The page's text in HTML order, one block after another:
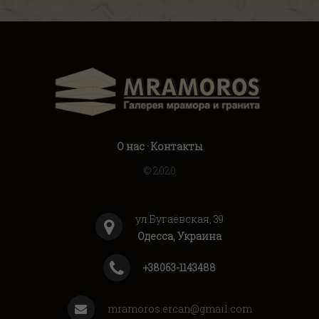
О нас ·Контакты
© 2020
ул.Бугаёвская, 39
Одесса, Украина
+38063-1143488
mramoros.ercan@gmail.com